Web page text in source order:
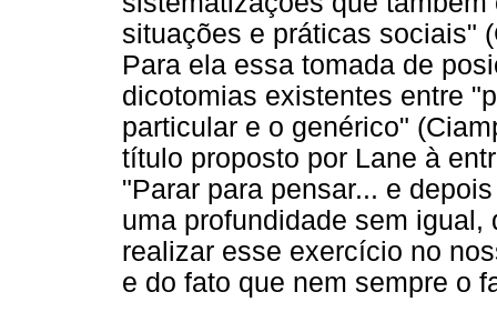
situações e práticas sociais"
Para ela essa tomada de
dicotomias existentes entre
particular e o genérico"
título proposto por Lane à
"Parar para pensar... e
uma profundidade sem
realizar esse exercício no
e do fato que nem sempre o